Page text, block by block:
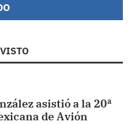
asistió a la 20ª
de Avión